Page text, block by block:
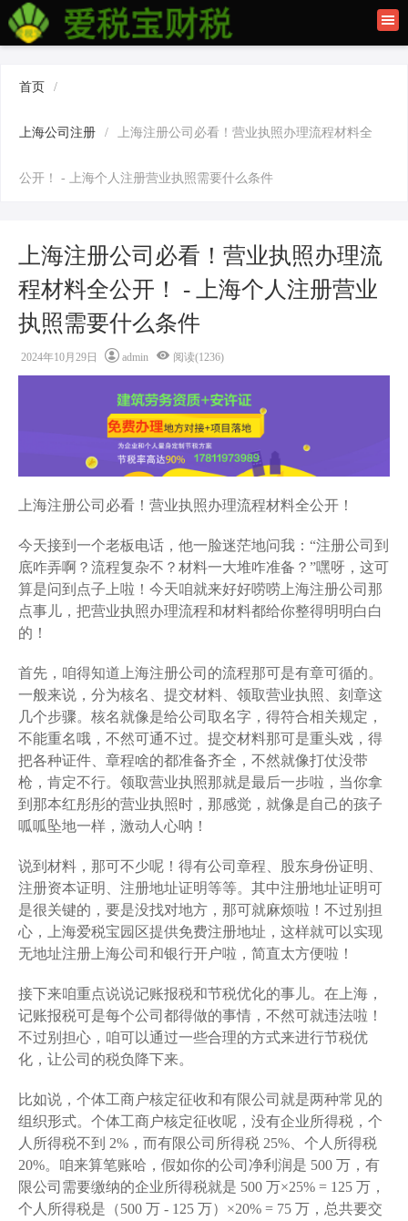
首页
首页 /
上海公司注册 / 上海注册公司必看！营业执照办理流程材料全
公开！ - 上海个人注册营业执照需要什么条件
上海注册公司必看！营业执照办理流
程材料全公开！ - 上海个人注册营业
执照需要什么条件
2024年10月29日 admin 阅读(1236)
上海注册公司必看！营业执照办理流程材料全公开！
今天接到一个老板电话，他一脸迷茫地问我：“注册公司到
底咋弄啊？流程复杂不？材料一大堆咋准备？”嘿呀，这可
算是问到点子上啦！今天咱就来好好唠唠上海注册公司那
点事儿，把营业执照办理流程和材料都给你整得明明白白
的！
首先，咱得知道上海注册公司的流程那可是有章可循的。
一般来说，分为核名、提交材料、领取营业执照、刻章这
几个步骤。核名就像是给公司取名字，得符合相关规定，
不能重名哦，不然可通不过。提交材料那可是重头戏，得
把各种证件、章程啥的都准备齐全，不然就像打仗没带
枪，肯定不行。领取营业执照那就是最后一步啦，当你拿
到那本红彤彤的营业执照时，那感觉，就像是自己的孩子
呱呱坠地一样，激动人心呐！
说到材料，那可不少呢！得有公司章程、股东身份证明、
注册资本证明、注册地址证明等等。其中注册地址证明可
是很关键的，要是没找对地方，那可就麻烦啦！不过别担
心，上海爱税宝园区提供免费注册地址，这样就可以实现
无地址注册上海公司和银行开户啦，简直太方便啦！
接下来咱重点说说记账报税和节税优化的事儿。在上海，
记账报税可是每个公司都得做的事情，不然可就违法啦！
不过别担心，咱可以通过一些合理的方式来进行节税优
化，让公司的税负降下来。
比如说，个体工商户核定征收和有限公司就是两种常见的
组织形式。个体工商户核定征收呢，没有企业所得税，个
人所得税不到 2%，而有限公司所得税 25%、个人所得税
20%。咱来算笔账哈，假如你的公司净利润是 500 万，有
限公司需要缴纳的企业所得税就是 500 万×25% = 125 万，
个人所得税是（500 万 - 125 万）×20% = 75 万，总共要交